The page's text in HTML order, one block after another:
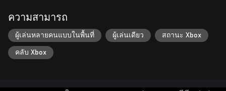
then the word “Farkle” appears on the screen indicating that the
Once in a while, the player manages to use all six dice (either in
one or several rolls). When this occurs, it is known as “Hot Dice”
and the player is allowed to roll all 6 dice again, adding to the
ความสามารถ
ผู้เล่นหลายคนแบบในพื้นที่ ผู้เล่นเดียว สถานะ Xbox
คลับ Xbox